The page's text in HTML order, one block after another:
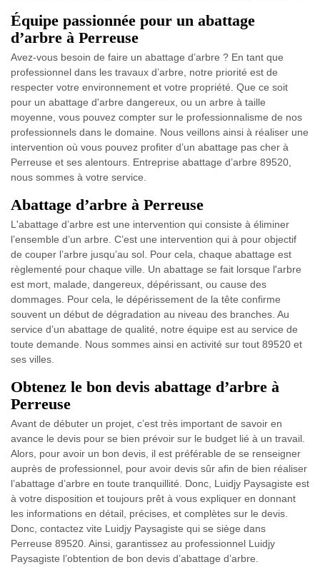
Équipe passionnée pour un abattage
d’arbre à Perreuse
Avez-vous besoin de faire un abattage d’arbre ? En tant que
professionnel dans les travaux d’arbre, notre priorité est de
respecter votre environnement et votre propriété. Que ce soit
pour un abattage d'arbre dangereux, ou un arbre à taille
moyenne, vous pouvez compter sur le professionnalisme de nos
professionnels dans le domaine. Nous veillons ainsi à réaliser une
intervention où vous pouvez profiter d’un abattage pas cher à
Perreuse et ses alentours. Entreprise abattage d’arbre 89520,
nous sommes à votre service.
Abattage d’arbre à Perreuse
L'abattage d’arbre est une intervention qui consiste à éliminer
l’ensemble d’un arbre. C’est une intervention qui à pour objectif
de couper l’arbre jusqu’au sol. Pour cela, chaque abattage est
règlementé pour chaque ville. Un abattage se fait lorsque l'arbre
est mort, malade, dangereux, dépérissant, ou cause des
dommages. Pour cela, le dépérissement de la tête confirme
souvent un début de dégradation au niveau des branches. Au
service d’un abattage de qualité, notre équipe est au service de
toute demande. Nous sommes ainsi en activité sur tout 89520 et
ses villes.
Obtenez le bon devis abattage d’arbre à
Perreuse
Avant de débuter un projet, c’est très important de savoir en
avance le devis pour se bien prévoir sur le budget lié à un travail.
Alors, pour avoir un bon devis, il est préférable de se renseigner
auprès de professionnel, pour avoir devis sûr afin de bien réaliser
l’abattage d’arbre en toute tranquillité. Donc, Luidjy Paysagiste est
à votre disposition et toujours prêt à vous expliquer en donnant
les informations en détail, précises, et complètes sur le devis.
Donc, contactez vite Luidjy Paysagiste qui se siège dans
Perreuse 89520. Ainsi, garantissez au professionnel Luidjy
Paysagiste l’obtention de bon devis d’abattage d’arbre.